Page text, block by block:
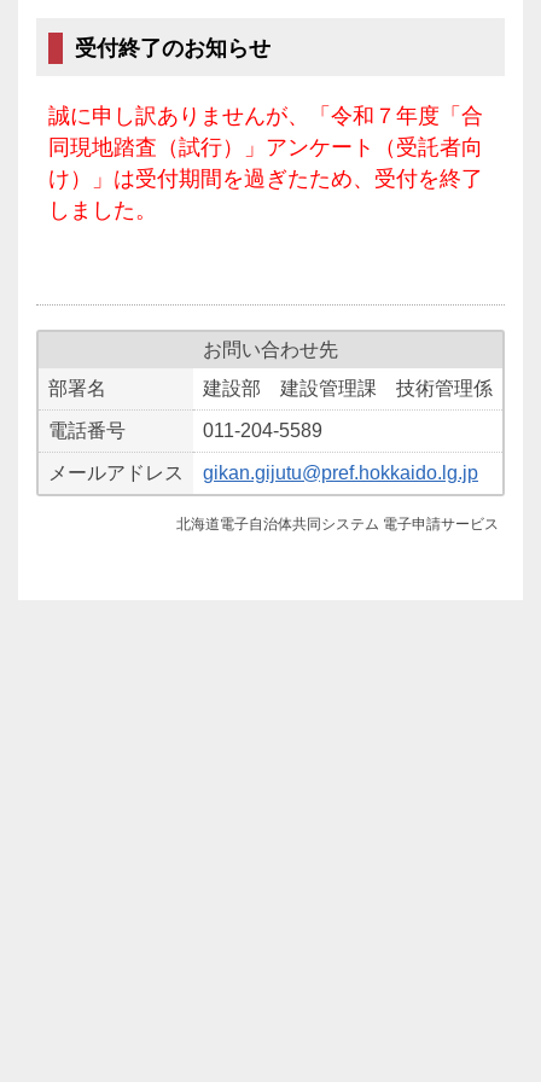
受付終了のお知らせ
誠に申し訳ありませんが、「令和７年度「合
同現地踏査（試行）」アンケート（受託者向
け）」は受付期間を過ぎたため、受付を終了
しました。
お問い合わせ先
部署名
建設部 建設管理課 技術管理係
電話番号 011-204-5589
メールアドレス gikan.gijutu@pref.hokkaido.lg.jp
北海道電子自治体共同システム 電子申請サービス